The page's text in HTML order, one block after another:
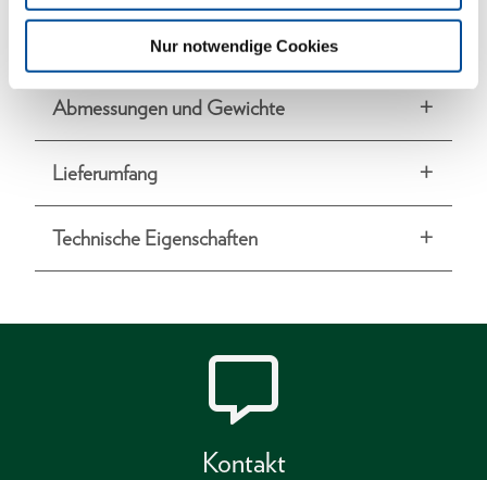
Nur notwendige Cookies
Prüfzertifikat nach DIN EN ISO 6789
Lieferung in stabiler Kartonage
Abmessungen und Gewichte
Lieferumfang
Technische Eigenschaften
Kontakt